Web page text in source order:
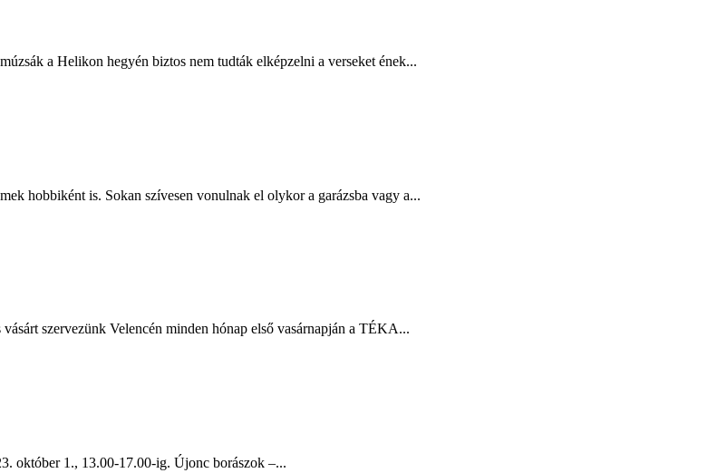
a Helikon hegyén biztos nem tudták elképzelni a verseket ének...
hobbiként is. Sokan szívesen vonulnak el olykor a garázsba vagy a...
szervezünk Velencén minden hónap első vasárnapján a TÉKA...
október 1., 13.00-17.00-ig. Újonc borászok –...